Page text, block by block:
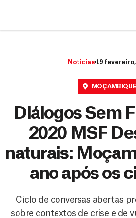
Notícias 19 fevereiro,
MOÇAMBIQUE
Diálogos Sem
2020 MSF
naturais:
ano após os
Ciclo de conversas abertas
sobre contextos de crise e de
a
r